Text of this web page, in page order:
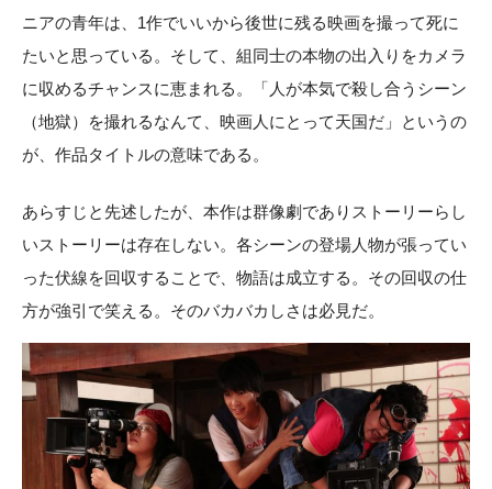
ニアの青年は、1作でいいから後世に残る映画を撮って死に
たいと思っている。そして、組同士の本物の出入りをカメラ
に収めるチャンスに恵まれる。「人が本気で殺し合うシーン
（地獄）を撮れるなんて、映画人にとって天国だ」というの
が、作品タイトルの意味である。
あらすじと先述したが、本作は群像劇でありストーリーらし
いストーリーは存在しない。各シーンの登場人物が張ってい
った伏線を回収することで、物語は成立する。その回収の仕
方が強引で笑える。そのバカバカしさは必見だ。